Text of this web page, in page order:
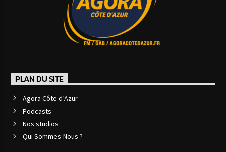
PLAN DU SITE
Agora Côte d’Azur
Podcasts
Nos studios
Qui Sommes-Nous ?